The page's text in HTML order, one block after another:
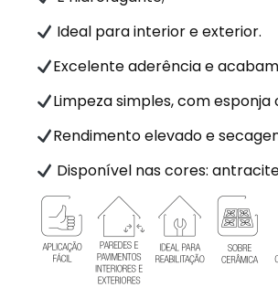
Ideal para interior e exterior.
Excelente aderência e
Limpeza simples, com
Rendimento elevado e
Disponível nas cores: